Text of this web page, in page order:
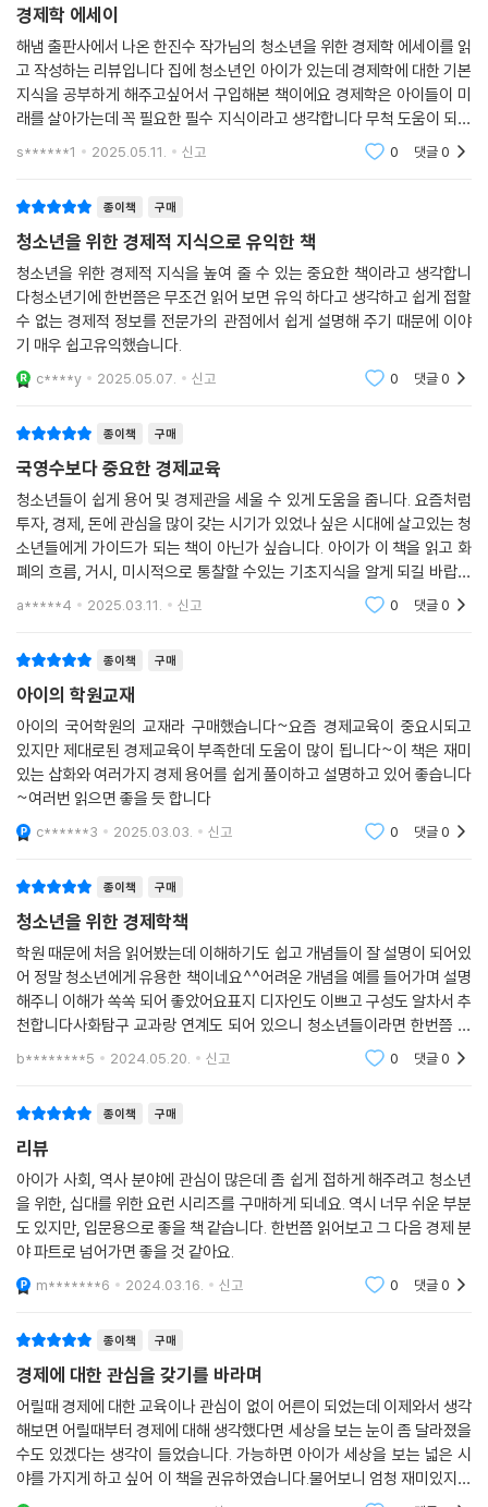
경제학 에세이
해냄 출판사에서 나온 한진수 작가님의 청소년을 위한 경제학 에세이를 읽
고 작성하는 리뷰입니다 집에 청소년인 아이가 있는데 경제학에 대한 기본
지식을 공부하게 해주고싶어서 구입해본 책이에요 경제학은 아이들이 미
래를 살아가는데 꼭 필요한 필수 지식이라고 생각합니다 무척 도움이 되는
좋은책인것 같아요
s******1 2025.05.11. 신고 0 댓글0
종이책 구매
청소년을 위한 경제적 지식으로 유익한 책
청소년을 위한 경제적 지식을 높여 줄 수 있는 중요한 책이라고 생각합니
다청소년기에 한번쯤은 무조건 읽어 보면 유익 하다고 생각하고 쉽게 접할
수 없는 경제적 정보를 전문가의 관점에서 쉽게 설명해 주기 때문에 이야
기 매우 쉽고유익했습니다.
c****y 2025.05.07. 신고 0 댓글0
종이책 구매
국영수보다 중요한 경제교육
청소년들이 쉽게 용어 및 경제관을 세울 수 있게 도움을 줍니다. 요즘처럼
투자, 경제, 돈에 관심을 많이 갖는 시기가 있었나 싶은 시대에 살고있는 청
소년들에게 가이드가 되는 책이 아닌가 싶습니다. 아이가 이 책을 읽고 화
폐의 흐름, 거시, 미시적으로 통찰할 수있는 기초지식을 알게 되길 바랍니
a*****4 2025.03.11. 신고 0 댓글0
종이책 구매
아이의 학원교재
아이의 국어학원의 교재라 구매했습니다~요즘 경제교육이 중요시되고
있지만 제대로된 경제교육이 부족한데 도움이 많이 됩니다~이 책은 재미
있는 삽화와 여러가지 경제 용어를 쉽게 풀이하고 설명하고 있어 좋습니다
~여러번 읽으면 좋을 듯 합니다
c******3 2025.03.03. 신고 0 댓글0
종이책 구매
청소년을 위한 경제학책
학원 때문에 처음 읽어봤는데 이해하기도 쉽고 개념들이 잘 설명이 되어있
어 정말 청소년에게 유용한 책이네요^^어려운 개념을 예를 들어가며 설명
해주니 이해가 쏙쏙 되어 좋았어요표지 디자인도 이쁘고 구성도 알차서 추
천합니다사화탐구 교과랑 연계도 되어 있으니 청소년들이라면 한번쯤 읽
어보면 도움이 많이 될 거 같어요
b********5 2024.05.20. 신고 0 댓글0
종이책 구매
리뷰
아이가 사회, 역사 분야에 관심이 많은데 좀 쉽게 접하게 해주려고 청소년
을 위한, 십대를 위한 요런 시리즈를 구매하게 되네요. 역시 너무 쉬운 부분
도 있지만, 입문용으로 좋을 책 같습니다. 한번쯤 읽어보고 그 다음 경제 분
야 파트로 넘어가면 좋을 것 같아요.
m*******6 2024.03.16. 신고 0 댓글0
종이책 구매
경제에 대한 관심을 갖기를 바라며
어릴때 경제에 대한 교육이나 관심이 없이 어른이 되었는데 이제와서 생각
해보면 어릴때부터 경제에 대해 생각했다면 세상을 보는 눈이 좀 달라졌을
수도 있겠다는 생각이 들었습니다. 가능하면 아이가 세상을 보는 넓은 시
야를 가지게 하고 싶어 이 책을 권유하였습니다.물어보니 엄청 재미있지는
않다고 하는데 그래도 잘 읽었다고 합니다. 조금이나마 생각 해 볼 수 있는